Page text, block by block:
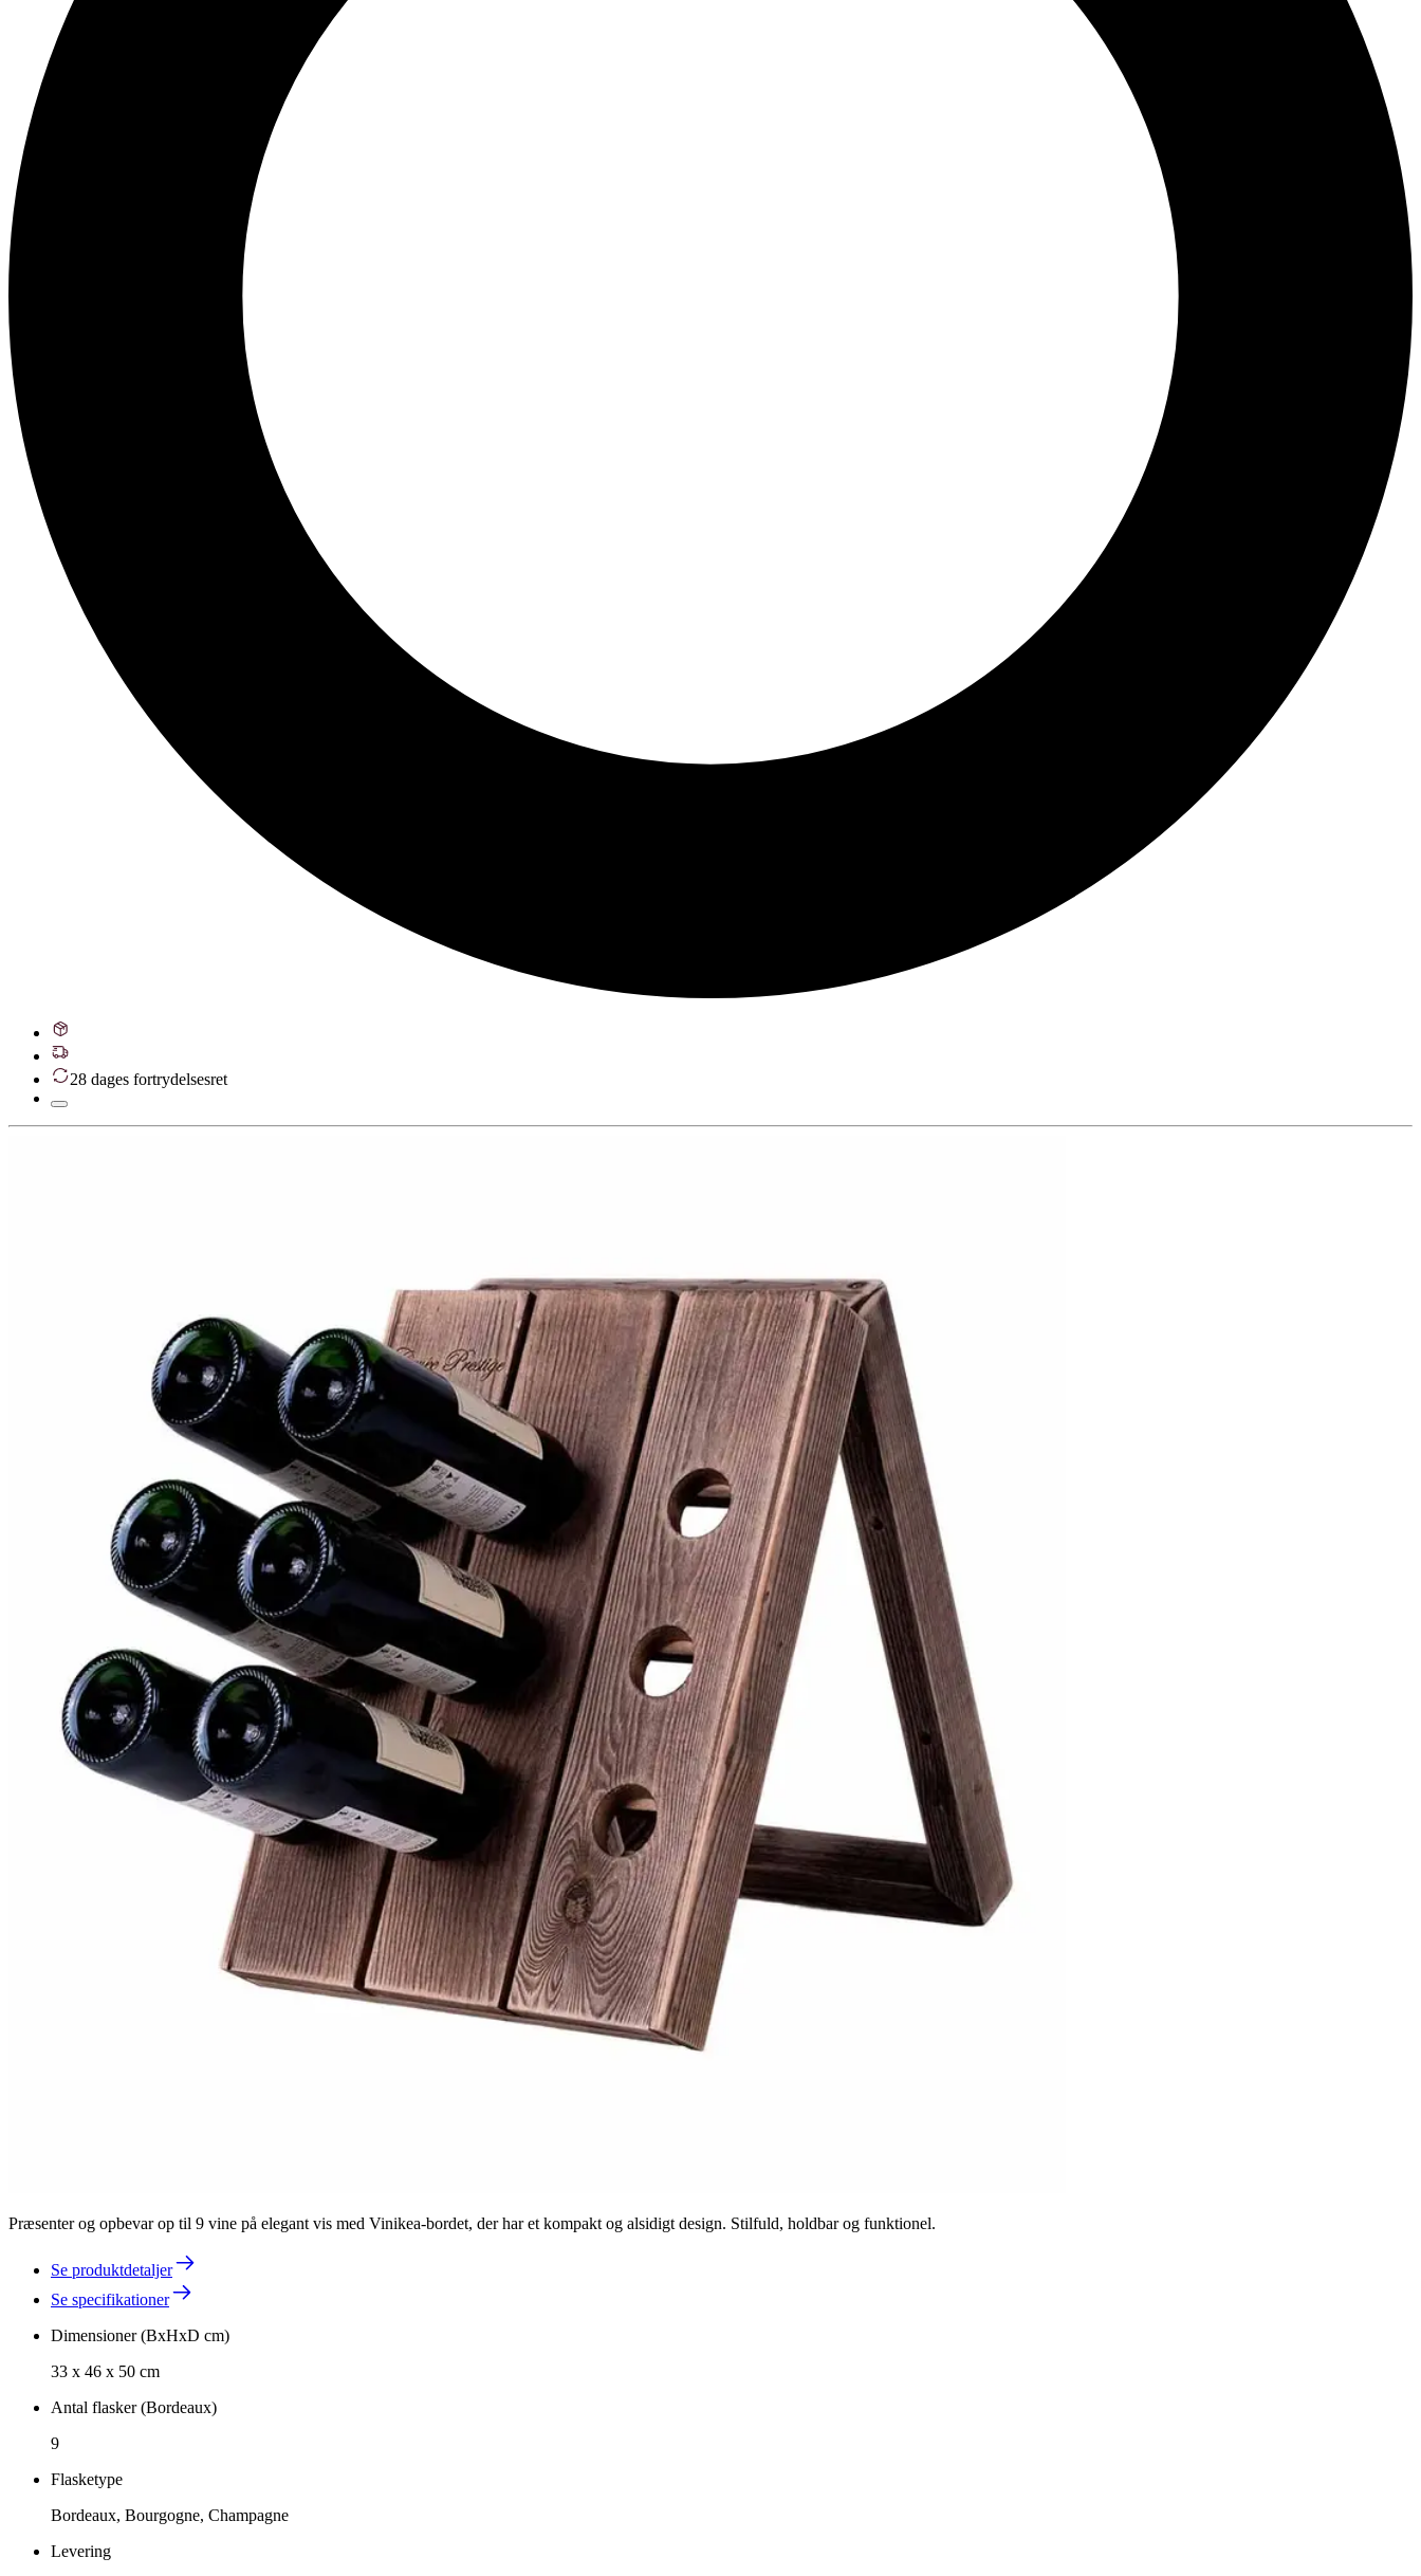
28 dages fortrydelsesret
Præsenter og opbevar op til 9 vine på elegant vis med Vinikea-bordet, der har et kompakt og alsidigt design. Stilfuld, holdbar og funktionel.
Se produktdetaljer
Se specifikationer
Dimensioner (BxHxD cm)
33 x 46 x 50 cm
Antal flasker (Bordeaux)
9
Flasketype
Bordeaux, Bourgogne, Champagne
Levering